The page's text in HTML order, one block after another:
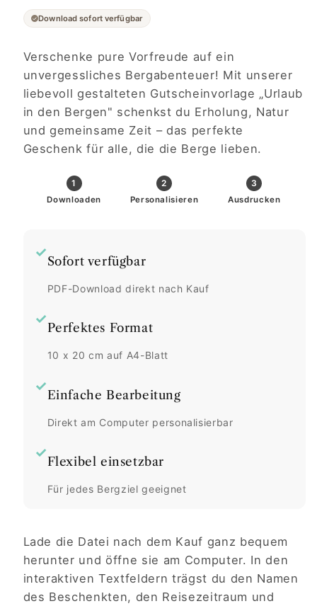
Download sofort verfügbar
Verschenke pure Vorfreude auf ein
unvergessliches Bergabenteuer! Mit unserer
liebevoll gestalteten Gutscheinvorlage „Urlaub
in den Bergen" schenkst du Erholung, Natur
und gemeinsame Zeit – das perfekte
Geschenk für alle, die die Berge lieben.
1
Downloaden
2
Personalisieren
3
Ausdrucken
✓
Sofort verfügbar
PDF-Download direkt nach Kauf
✓
Perfektes Format
10 x 20 cm auf A4-Blatt
✓
Einfache Bearbeitung
Direkt am Computer personalisierbar
✓
Flexibel einsetzbar
Für jedes Bergziel geeignet
Lade die Datei nach dem Kauf ganz bequem
herunter und öffne sie am Computer. In den
interaktiven Textfeldern trägst du den Namen
des Beschenkten, den Reisezeitraum und